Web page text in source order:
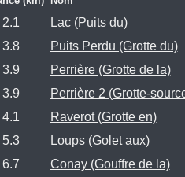
2.1 Lac (Puits du)
3.8
Puits Perdu (Grotte du)
3.9
Perrière (Grotte de la)
3.9
Perrière 2 (Grotte-
4.1
Raverot (Grotte en)
5.3
Loups (Golet aux)
6.7
Conay (Gouffre de la)